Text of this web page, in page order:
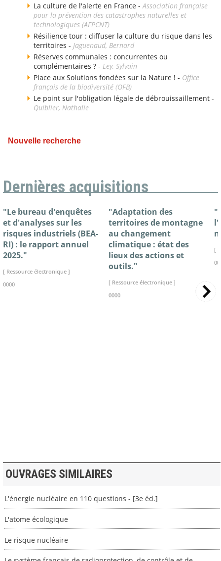
La culture de l'alerte en France -Association française
pour la prévention des catastrophes naturelles et
technologiques (AFPCNT)
Résilience tour : diffuser la culture du risque dans les
territoires - Jaguenaud, Bernard
Réserves communales : concurrentes ou
complémentaires ? - Ley, Sylvain
Place aux Solutions fondées sur la Nature ! - Office
français de la biodiversité (OFB)
Le point sur l'obligation légale de débrouissaillement -
Quiblier, Nathalie
Nouvelle recherche
Dernières acquisitions
"Le bureau d'enquêtes
et d'analyses sur les
risques industriels (BEA-
RI) : le rapport annuel
2025."
[ Ressource électronique ]
0000
"Adaptation des
territoires de montagne
au changement
climatique : état des
lieux des actions et
outils."
[ Ressource électronique ]
0000
[
OUVRAGES SIMILAIRES
L'énergie nucléaire en 110 questions - [3e éd.]
L'atome écologique
Le risque nucléaire